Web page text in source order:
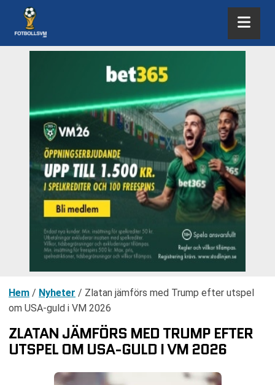
Hem / Nyheter / Zlatan jämförs med Trump efter utspel
om USA-guld i VM 2026
ZLATAN JÄMFÖRS MED TRUMP EFTER
UTSPEL OM USA-GULD I VM 2026